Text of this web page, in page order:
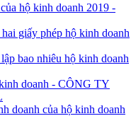
hộ kinh doanh 2019 -
giấy phép hộ kinh doanh
bao nhiêu hộ kinh doanh
doanh - CÔNG TY
doanh của hộ kinh doanh